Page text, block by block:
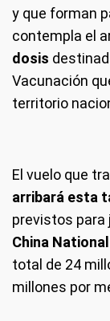
y que forman
contempla el
dosis
Vacunación
territorio
El vuelo que
arribará esta
previstos para
China
total de 24
millones por